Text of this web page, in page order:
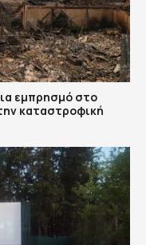
εμπρησμό στο
καταστροφική